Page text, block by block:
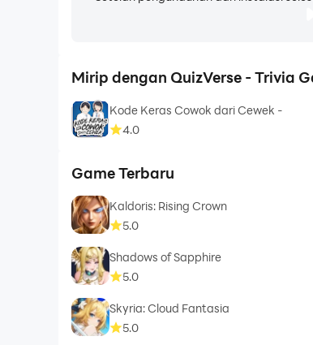
Mirip dengan QuizVerse - Trivia
Kode Keras Cowok dari Cewek -
4.0
Game Terbaru
Kaldoris: Rising Crown
5.0
Shadows of Sapphire
5.0
Skyria: Cloud Fantasia
5.0